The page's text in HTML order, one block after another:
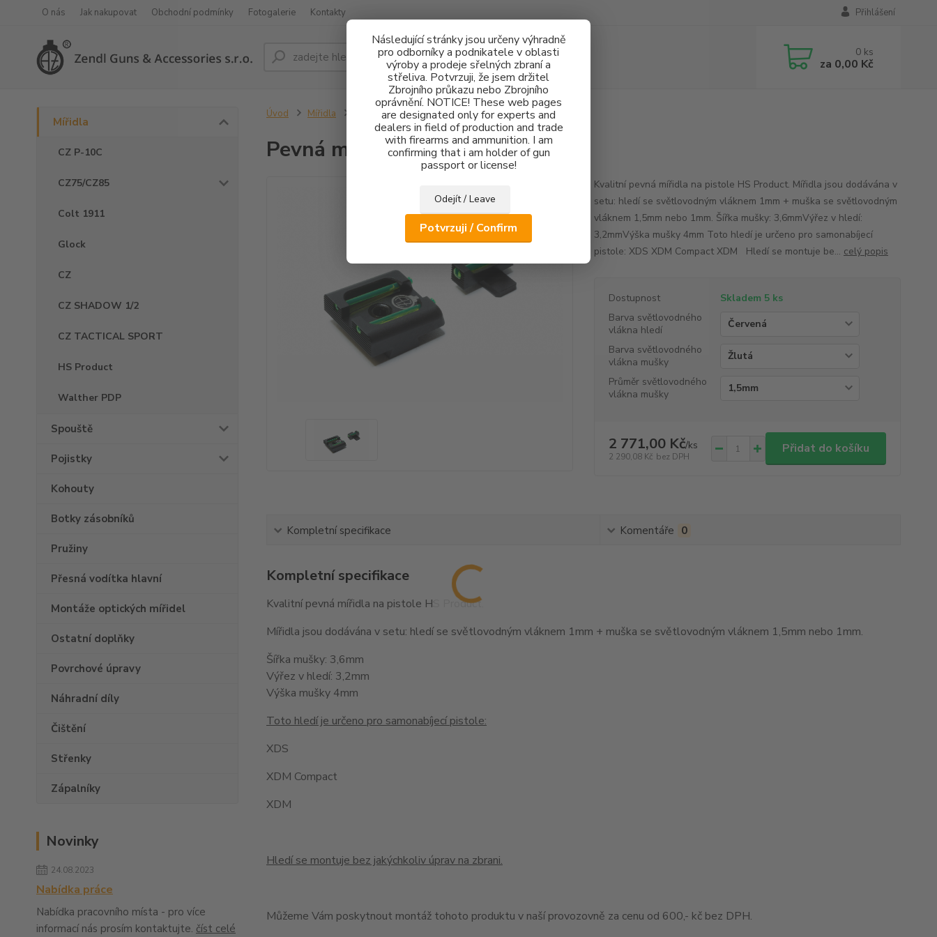
Následující stránky jsou určeny výhradně
pro odborníky a podnikatele v oblasti
výroby a prodeje sřelných zbraní a
střeliva. Potvrzuji, že jsem držitel
Zbrojního průkazu nebo Zbrojního
oprávnění. NOTICE! These web pages
are designated only for experts and
dealers in field of production and trade
with firearms and ammunition. I am
confirming that i am holder of gun
passport or license!
Odejít / Leave
Potvrzuji / Confirm
O nás Jak nakupovat Obchodní podmínky Fotogalerie Kontakty Přihlášení
Hledat 0 ks
za 0,00 Kč
Mířidla
CZ P-10C
CZ75/CZ85
Colt 1911
Glock
CZ
CZ SHADOW 1/2
CZ TACTICAL SPORT
HS Product
Walther PDP
Spouště
Pojistky
Kohouty
Botky zásobníků
Pružiny
Přesná vodítka hlavní
Montáže optických mířidel
Ostatní doplňky
Povrchové úpravy
Náhradní díly
Čištění
Střenky
Zápalníky
Novinky
24.08.2023
Nabídka práce
Nabídka pracovního místa - pro více
informací nás prosím kontaktujte. číst celé
Úvod Mířidla Pevná mířidla HS Product FO
Pevná mířidla HS Product FO
Kvalitní pevná mířidla na pistole HS Product. Mířidla jsou dodávána v
setu: hledí se světlovodným vláknem 1mm + muška se světlovodným
vláknem 1,5mm nebo 1mm. Šířka mušky: 3,6mmVýřez v hledí:
3,2mmVýška mušky 4mm Toto hledí je určeno pro samonabíjecí
pistole: XDS XDM Compact XDM Hledí se montuje be... celý popis
Dostupnost
Skladem 5 ks
Barva světlovodného
vlákna hledí
Barva světlovodného
vlákna mušky
Průměr světlovodného
vlákna mušky
2 771,00 Kč/ks
2 290,08 Kč bez DPH
Přidat do košíku
Kompletní specifikace Komentáře 0
Kompletní specifikace
Kvalitní pevná mířidla na pistole HS Product.
Mířidla jsou dodávána v setu: hledí se světlovodným vláknem 1mm + muška se světlovodným vláknem 1,5mm nebo 1mm.
Šířka mušky: 3,6mm
Výřez v hledí: 3,2mm
Výška mušky 4mm
Toto hledí je určeno pro samonabíjecí pistole:
XDS
XDM Compact
XDM
Hledí se montuje bez jakýchkoliv úprav na zbrani.
Můžeme Vám poskytnout montáž tohoto produktu v naší provozovně za cenu od 600,- kč bez DPH.